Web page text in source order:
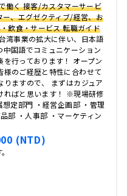
働く 接客/カスタマーサービ
、エグゼクティブ/経営、お
飲食・サービス 転職ガイド
湾事業の拡大に伴い、日本語
中国語でコミュニケーション
行っております！ オープン
様のご経歴と特性に合わせて
りますので、 まずはカジュア
ればと思います！ ※現場研修
定部門 ・経営企画部 ・管理
部 ・人事部 ・マーケティン
(NTD)